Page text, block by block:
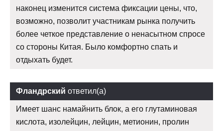
наконец изменится система фиксации цены, что,
возможно, позволит участникам рынка получить
более четкое представление о ненасытном спросе
со стороны Китая. Было комфортно спать и
отдыхать будет.
Фландрский ответил(а)
Имеет шанс намайнить блок, а его глутаминовая
кислота, изолейцин, лейцин, метионин, пролин